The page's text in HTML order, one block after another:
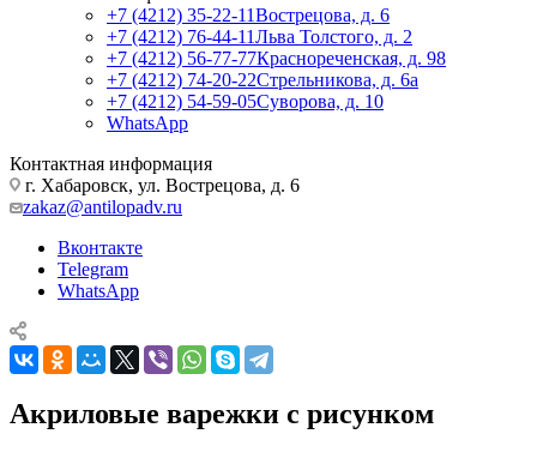
+7 (4212) 35-22-11Вострецова, д. 6
+7 (4212) 76-44-11Льва Толстого, д. 2
+7 (4212) 56-77-77Краснореченская, д. 98
+7 (4212) 74-20-22Стрельникова, д. 6а
+7 (4212) 54-59-05Суворова, д. 10
WhatsApp
Контактная информация
г. Хабаровск, ул. Вострецова, д. 6
zakaz@antilopadv.ru
Вконтакте
Telegram
WhatsApp
Акриловые варежки с рисунком